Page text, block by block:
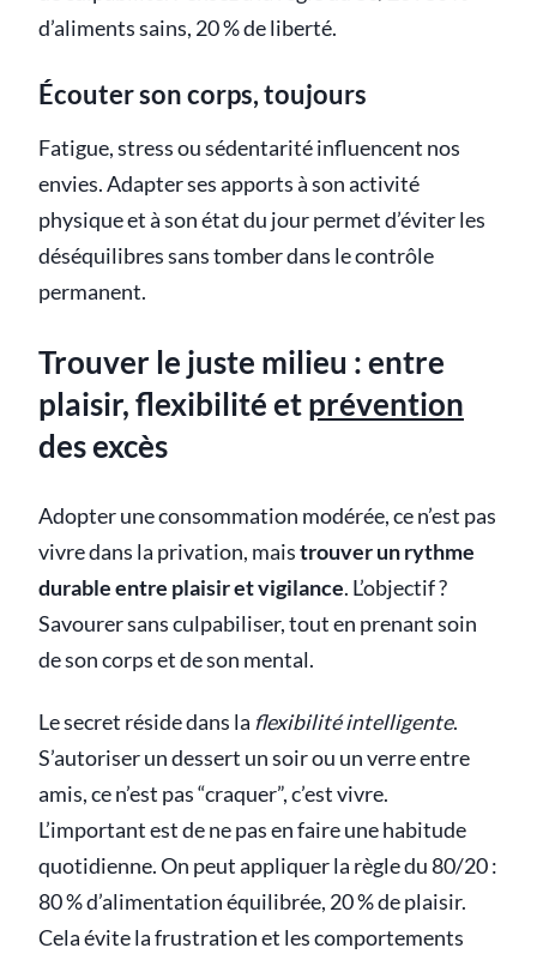
d’aliments sains, 20 % de liberté.
Écouter son corps, toujours
Fatigue, stress ou sédentarité influencent nos
envies. Adapter ses apports à son activité
physique et à son état du jour permet d’éviter les
déséquilibres sans tomber dans le contrôle
permanent.
Trouver le juste milieu : entre
plaisir, flexibilité etprévention
des excès
Adopter une consommation modérée, ce n’est pas
vivre dans la privation, maistrouver un rythme
durable entre plaisir et vigilance. L’objectif ?
Savourer sans culpabiliser, tout en prenant soin
de son corps et de son mental.
Le secret réside dans la flexibilité intelligente.
S’autoriser un dessert un soir ou un verre entre
amis, ce n’est pas “craquer”, c’est vivre.
L’important est de ne pas en faire une habitude
quotidienne. On peut appliquer la règle du 80/20 :
80 % d’alimentation équilibrée, 20 % de plaisir.
Cela évite la frustration et les comportements